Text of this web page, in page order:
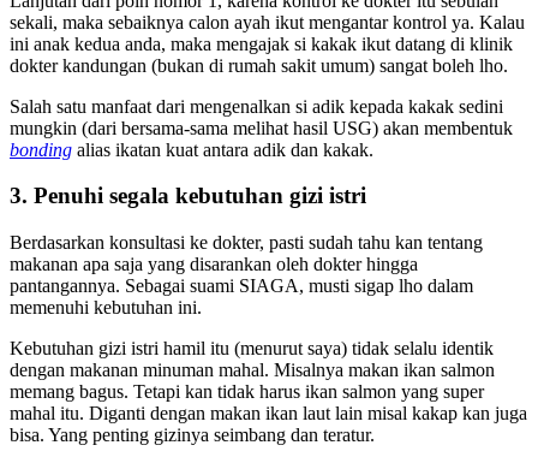
sekali, maka sebaiknya calon ayah ikut mengantar kontrol ya. Kalau
ini anak kedua anda, maka mengajak si kakak ikut datang di klinik
dokter kandungan (bukan di rumah sakit umum) sangat boleh lho.
Salah satu manfaat dari mengenalkan si adik kepada kakak sedini
mungkin (dari bersama-sama melihat hasil USG) akan membentuk
bonding alias ikatan kuat antara adik dan kakak.
3. Penuhi segala kebutuhan gizi istri
Berdasarkan konsultasi ke dokter, pasti sudah tahu kan tentang
makanan apa saja yang disarankan oleh dokter hingga
pantangannya. Sebagai suami SIAGA, musti sigap lho dalam
memenuhi kebutuhan ini.
Kebutuhan gizi istri hamil itu (menurut saya) tidak selalu identik
dengan makanan minuman mahal. Misalnya makan ikan salmon
memang bagus. Tetapi kan tidak harus ikan salmon yang super
mahal itu. Diganti dengan makan ikan laut lain misal kakap kan juga
bisa. Yang penting gizinya seimbang dan teratur.